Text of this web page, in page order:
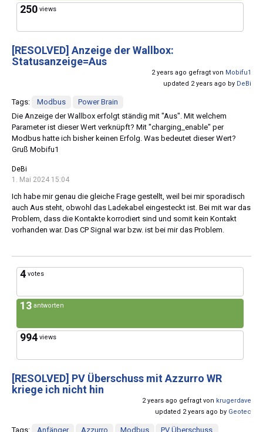
250 views
[RESOLVED] Anzeige der Wallbox:
Statusanzeige=Aus
2 years ago gefragt von Mobifu1
updated 2 years ago by DeBi
Tags: Modbus
Power Brain
Die Anzeige der Wallbox erfolgt ständig mit "Aus". Mit welchem
Parameter ist dieser Wert verknüpft? Mit "charging_enable" per
Modbus hatte ich bisher keinen Erfolg. Was bedeutet dieser Wert?
Gruß Mobifu1
DeBi
1. Mai 2024 15:04
Ich habe mir genau die gleiche Frage gestellt, weil bei mir sporadisch
auch Aus steht, obwohl das Ladekabel eingesteckt ist. Bei mit war das
Problem, dass die Kontakte korrodiert sind und somit kein Kontakt
vorhanden war. Das CP Signal war bzw. ist bei mir das Problem.
4 votes
13 antworten
994 views
[RESOLVED] PV Überschuss mit Azzurro WR
kriege ich nicht hin
2 years ago gefragt von krugerdave
updated 2 years ago by Geotec
Tags: Anfänger Azzurro Modbus PV Überschuss